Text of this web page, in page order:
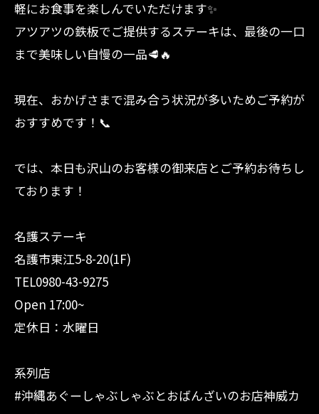
軽にお食事を楽しんでいただけます✨
アツアツの鉄板でご提供するステーキは、最後の一口
まで美味しい自慢の一品🥩🔥
現在、おかげさまで混み合う状況が多いためご予約が
おすすめです！📞
では、本日も沢山のお客様の御来店とご予約お待ちし
ております！
名護ステーキ
名護市東江5-8-20(1F)
TEL0980-43-9275
Open 17:00~
定休日：水曜日
系列店
#沖縄あぐーしゃぶしゃぶとおばんざいのお店神威カ